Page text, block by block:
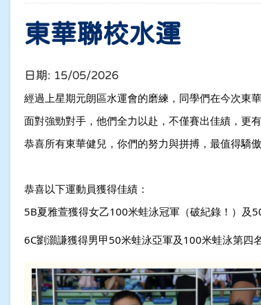
東華聯校水運
日期: 15/05/2026
經過上星期元朗區水運會的磨練，同學們在今次東
面對強勁對手，他們全力以赴，不僅賽出佳績，更
恭喜所有東華健兒，你們的努力與拼搏，最值得驕傲
恭喜以下運動員獲得佳績：
5B夏雅萱獲得女乙100米蛙泳冠軍 （破紀錄！）及
6C劉灝謙獲得男甲50米蛙泳亞軍及100米蛙泳第四